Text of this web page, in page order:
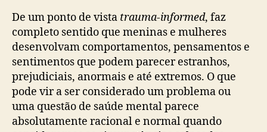
De um ponto de vista trauma-informed, faz
completo sentido que meninas e mulheres
desenvolvam comportamentos, pensamentos e
sentimentos que podem parecer estranhos,
prejudiciais, anormais e até extremos. O que
pode vir a ser considerado um problema ou
uma questão de saúde mental parece
absolutamente racional e normal quando